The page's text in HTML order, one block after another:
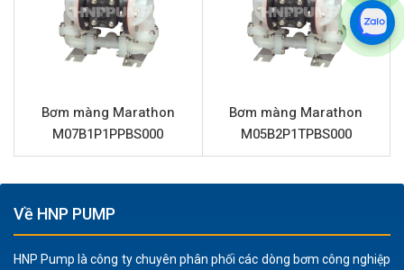
CHẤT LIỆU THÂN BƠM
Nhôm
CHẤT LIỆU PHẦN TRUNG TÂM
Nhôm
CHẤT LIỆU MÀNG BACKUP
Cao su Neoprene
CHẤT LIỆU BI
PTFE (Teflon)
CHẤT LIỆU ĐẾ BI
PTFE (Teflon)
CHẤT LIỆU GIẢM THANH (MUFLER)
Bơm màng Marathon
M07B1P1PPBS000
Bơm màng Marathon
M05B2P1TPBS000
Về HNP PUMP
HNP Pump là công ty chuyên phân phối các dòng bơm công nghiệp